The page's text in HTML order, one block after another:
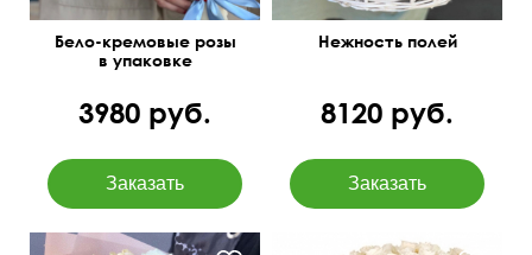
Бело-кремовые розы
в упаковке
3980 руб.
Нежность полей
8120 руб.